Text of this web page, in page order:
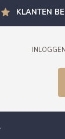
KLANTEN
INLOGGEN